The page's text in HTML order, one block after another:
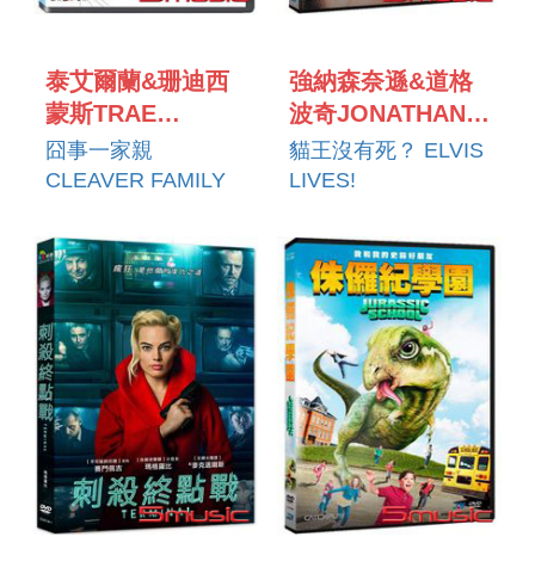
泰艾爾蘭&珊迪西
蒙斯TRAE
IRELAND &
SANDY
囧事一家親
CLEAVER FAMILY
強納森奈遜&道格
波奇JONATHAN
NATION & DOUG
BURCH
貓王沒有死？ ELVIS
LIVES!